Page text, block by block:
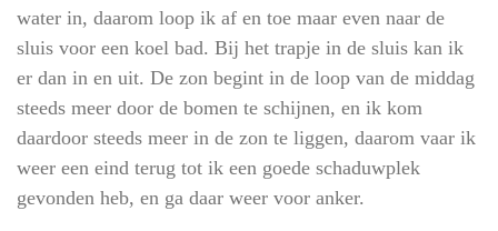
water in, daarom loop ik af en toe maar even naar de
sluis voor een koel bad. Bij het trapje in de sluis kan ik
er dan in en uit. De zon begint in de loop van de middag
steeds meer door de bomen te schijnen, en ik kom
daardoor steeds meer in de zon te liggen, daarom vaar ik
weer een eind terug tot ik een goede schaduwplek
gevonden heb, en ga daar weer voor anker.